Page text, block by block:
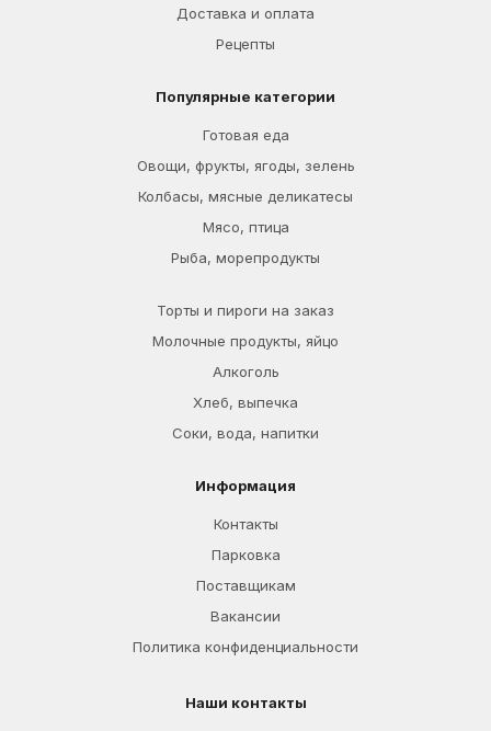
Доставка и оплата
Рецепты
Популярные категории
Готовая еда
Овощи, фрукты, ягоды, зелень
Колбасы, мясные деликатесы
Мясо, птица
Рыба, морепродукты
Торты и пироги на заказ
Молочные продукты, яйцо
Алкоголь
Хлеб, выпечка
Соки, вода, напитки
Информация
Контакты
Парковка
Поставщикам
Вакансии
Политика конфиденциальности
Наши контакты